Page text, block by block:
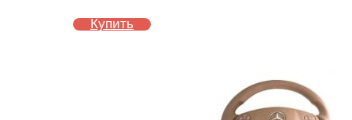
Купить